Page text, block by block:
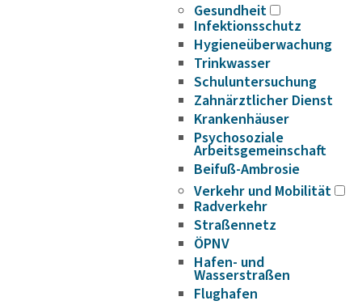
Gesundheit
Infektionsschutz
Hygieneüberwachung
Trinkwasser
Schuluntersuchung
Zahnärztlicher Dienst
Krankenhäuser
Psychosoziale
Arbeitsgemeinschaft
Beifuß-Ambrosie
Verkehr und Mobilität
Radverkehr
Straßennetz
ÖPNV
Hafen- und
Wasserstraßen
Flughafen